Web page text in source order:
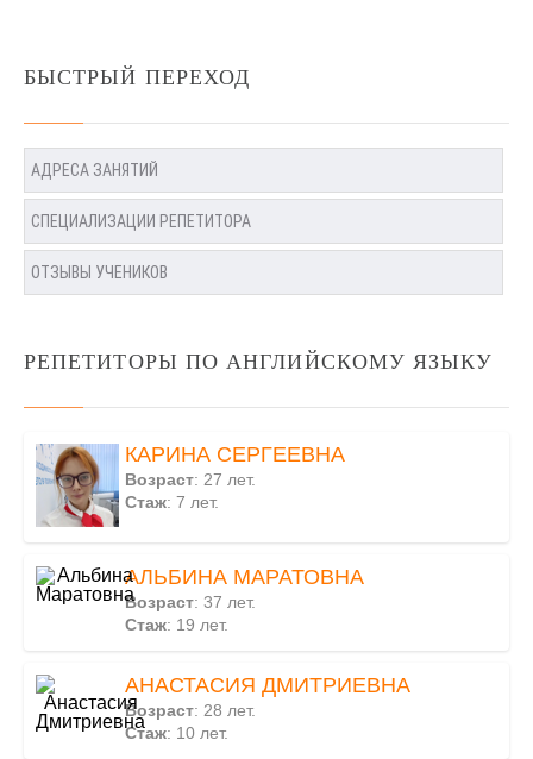
БЫСТРЫЙ ПЕРЕХОД
АДРЕСА ЗАНЯТИЙ
СПЕЦИАЛИЗАЦИИ РЕПЕТИТОРА
ОТЗЫВЫ УЧЕНИКОВ
РЕПЕТИТОРЫ ПО АНГЛИЙСКОМУ ЯЗЫКУ
КАРИНА СЕРГЕЕВНА
Возраст: 27 лет.
Стаж: 7 лет.
АЛЬБИНА МАРАТОВНА
Возраст: 37 лет.
Стаж: 19 лет.
АНАСТАСИЯ ДМИТРИЕВНА
Возраст: 28 лет.
Стаж: 10 лет.